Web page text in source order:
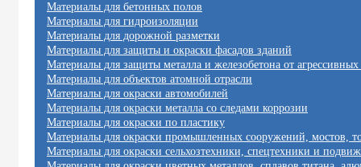
Материалы для бетонных полов
Материалы для гидроизоляции
Материалы для дорожной разметки
Материалы для защиты и окраски фасадов зданий
Материалы для защиты металла и железобетона от агрессивных
Материалы для объектов атомной отрасли
Материалы для окраски автомобилей
Материалы для окраски металла со следами коррозии
Материалы для окраски по пластику
Материалы для окраски промышленных сооружений, мостов,
Материалы для окраски сельхозтехники, спецтехники и